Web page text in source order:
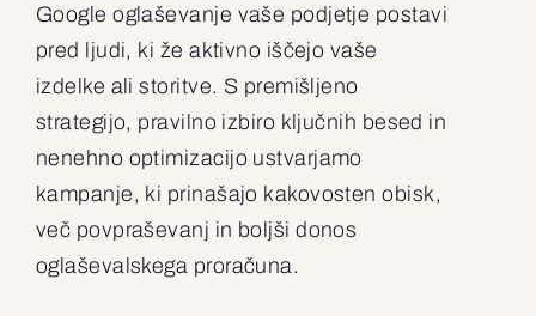
Google oglaševanje vaše podjetje postavi
pred ljudi, ki že aktivno iščejo vaše
izdelke ali storitve. S premišljeno
strategijo, pravilno izbiro ključnih besed in
nenehno optimizacijo ustvarjamo
kampanje, ki prinašajo kakovosten obisk,
več povpraševanj in boljši donos
oglaševalskega proračuna.